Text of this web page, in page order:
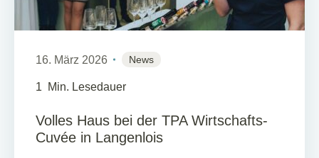
16. März 2026 News
1 Min. Lesedauer
Volles Haus bei der TPA Wirtschafts-
Cuvée in Langenlois